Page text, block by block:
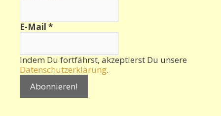
E-Mail *
Indem Du fortfährst, akzeptierst Du unsere
Datenschutzerklärung.